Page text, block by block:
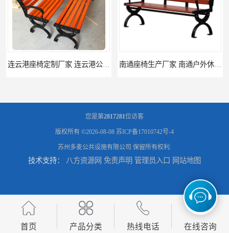
连云港座椅定制厂家 连云港公园座椅制品厂 连云港景区休闲座椅定做价格 南通座椅生产厂家 南通户外休闲椅制品厂 南通公园座椅定制价格
南通塑料垃圾桶生产厂家 南通塑料分类垃圾桶定做 南通小区垃圾桶批发价格 连云港分类垃圾桶生产厂 连云港塑料垃圾桶 制品厂 连云港景区垃圾桶定做
您是第2817281位访客
版权所有 ©2026-08-08 苏ICP备17010742号-4
苏州多麦公共设施有限公司 保留所有权利.
技术支持： 八方资源网 免责声明 管理员入口 网站地图
首页 产品分类 热线电话 在线咨询